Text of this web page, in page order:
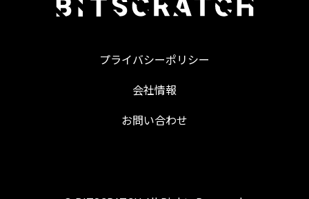
プライバシーポリシー
会社情報
お問い合わせ